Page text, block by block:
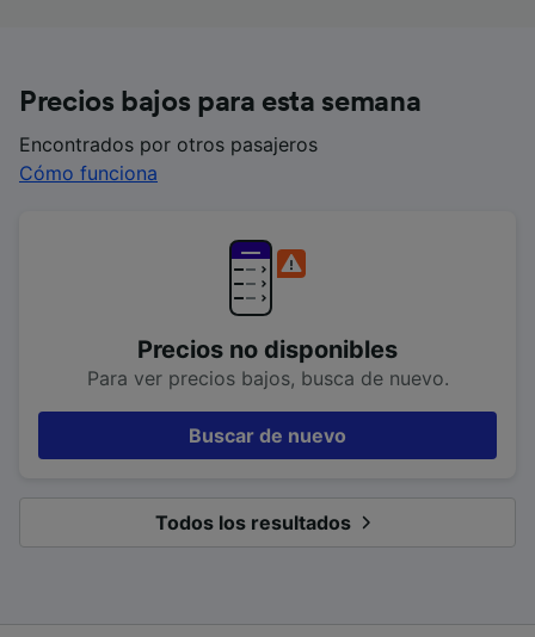
Precios bajos para esta semana
Encontrados por otros pasajeros
Cómo funciona
Precios no disponibles
Para ver precios bajos, busca de nuevo.
Buscar de nuevo
Todos los resultados